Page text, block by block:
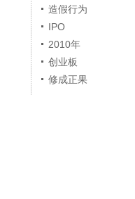
造假行为
IPO
2010年
创业板
修成正果